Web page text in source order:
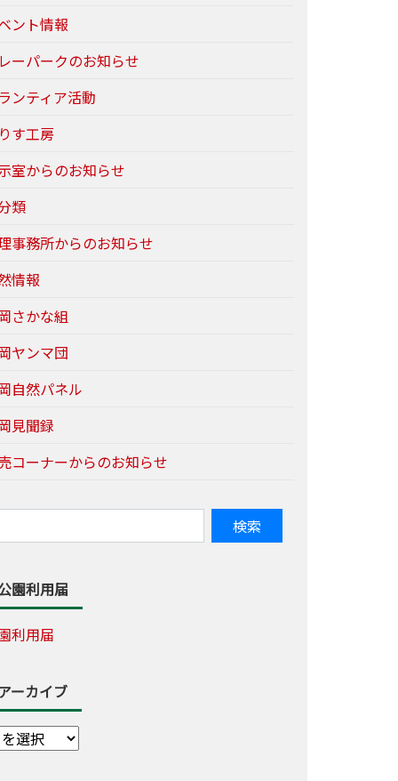
ント情報
ーパークのお知らせ
ンティア活動
す工房
室からのお知らせ
類
事務所からのお知らせ
情報
さかな組
ヤンマ団
自然パネル
見聞録
コーナーからのお知らせ
園利用届
利用届
ーカイブ